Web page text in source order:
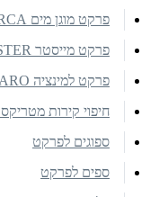
פרקט מוגן מים Organic ORCA
פרקט מייסטר MEISTER
פרקט למינציה HARO
חיפוי קירות מטריקס Matrix
ספוגים לפרקט
ספים לפרקט